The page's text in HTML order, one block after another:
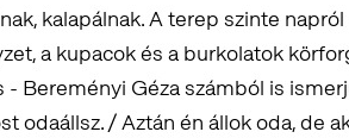
kalapálnak. A terep szinte
a kupacok és a burkolatok
- Bereményi Géza számból is
odaállsz. / Aztán én állok oda, de